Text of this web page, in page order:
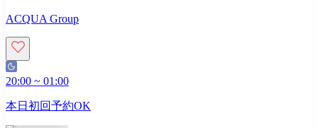
ACQUA Group
20:00 ~ 01:00
本日初回予約OK